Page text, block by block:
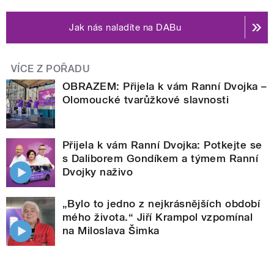
Jak nás naladíte na DABu
VÍCE Z POŘADU
OBRAZEM: Přijela k vám Ranní Dvojka –
Olomoucké tvarůžkové slavnosti
Přijela k vám Ranní Dvojka: Potkejte se
s Daliborem Gondíkem a týmem Ranní
Dvojky naživo
„Bylo to jedno z nejkrásnějších období
mého života.“ Jiří Krampol vzpomínal
na Miloslava Šimka